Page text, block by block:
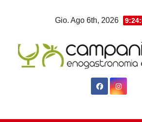
Gio. Ago 6th, 2026